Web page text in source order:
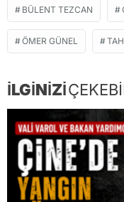
BÜLENT TEZCAN
ÖMER GÜNEL
İLGİNİZİ